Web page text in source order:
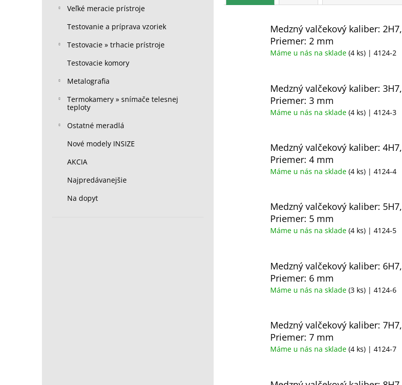
Veľké meracie prístroje
Testovanie a príprava vzoriek
Testovacie » trhacie prístroje
Testovacie komory
Metalografia
Termokamery » snímače telesnej
teploty
Ostatné meradlá
Nové modely INSIZE
AKCIA
Najpredávanejšie
Na dopyt
Medzný valčekový kaliber: 2H7,
Priemer: 2 mm
Máme u nás na sklade (4 ks) | 4124-2
Medzný valčekový kaliber: 3H7,
Priemer: 3 mm
Máme u nás na sklade (4 ks) | 4124-3
Medzný valčekový kaliber: 4H7,
Priemer: 4 mm
Máme u nás na sklade (4 ks) | 4124-4
Medzný valčekový kaliber: 5H7,
Priemer: 5 mm
Máme u nás na sklade (4 ks) | 4124-5
Medzný valčekový kaliber: 6H7,
Priemer: 6 mm
Máme u nás na sklade (3 ks) | 4124-6
Medzný valčekový kaliber: 7H7,
Priemer: 7 mm
Máme u nás na sklade (4 ks) | 4124-7